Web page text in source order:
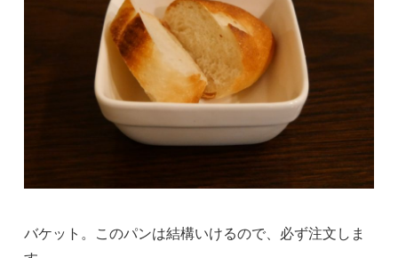
バケット。このパンは結構いけるので、必ず注文しま